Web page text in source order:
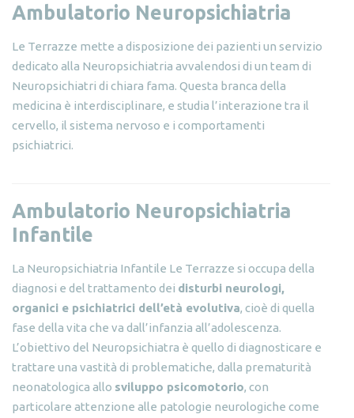
Ambulatorio Neuropsichiatria
Le Terrazze mette a disposizione dei pazienti un servizio
dedicato alla Neuropsichiatria avvalendosi di un team di
Neuropsichiatri di chiara fama. Questa branca della
medicina è interdisciplinare, e studia l’interazione tra il
cervello, il sistema nervoso e i comportamenti
psichiatrici.
Ambulatorio Neuropsichiatria
Infantile
La Neuropsichiatria Infantile Le Terrazze si occupa della
diagnosi e del trattamento dei disturbi neurologi,
organici e psichiatrici dell’età evolutiva, cioè di quella
fase della vita che va dall’infanzia all’adolescenza.
L’obiettivo del Neuropsichiatra è quello di diagnosticare e
trattare una vastità di problematiche, dalla prematurità
neonatologica allo sviluppo psicomotorio, con
particolare attenzione alle patologie neurologiche come